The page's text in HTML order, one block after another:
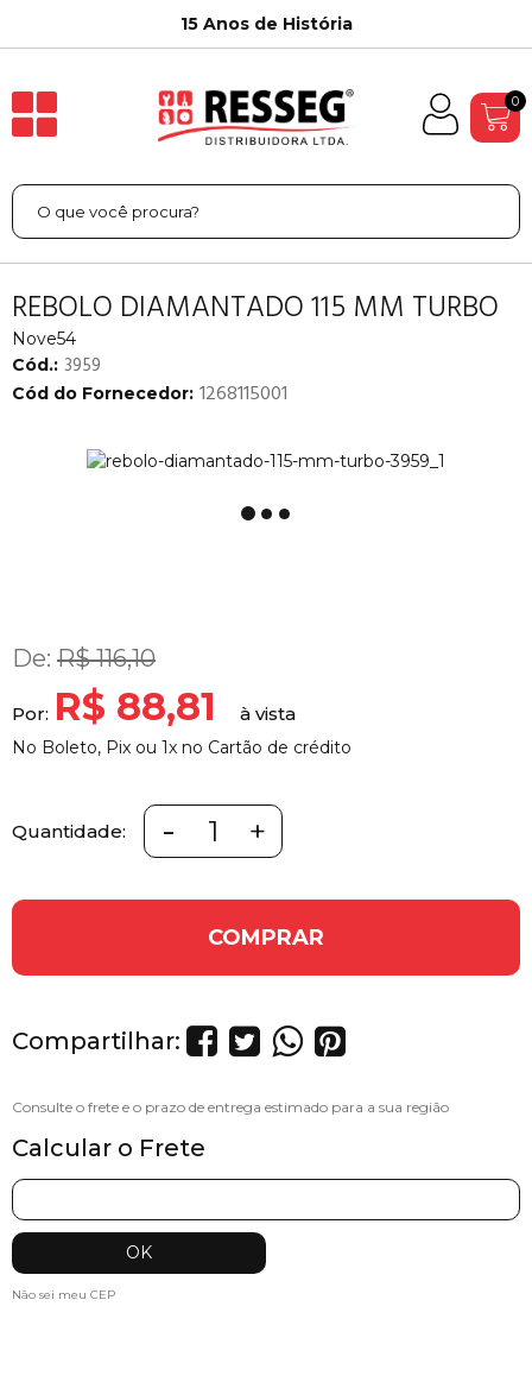
15 Anos de História
0
REBOLO DIAMANTADO 115 MM TURBO
Nove54
Cód.: 3959
Cód do Fornecedor: 1268115001
De: R$ 116,10
Por: R$ 88,81
No Boleto, Pix ou 1x no Cartão de crédito
Quantidade: - +
COMPRAR
Compartilhar:
Calcular o Frete
Não sei meu CEP